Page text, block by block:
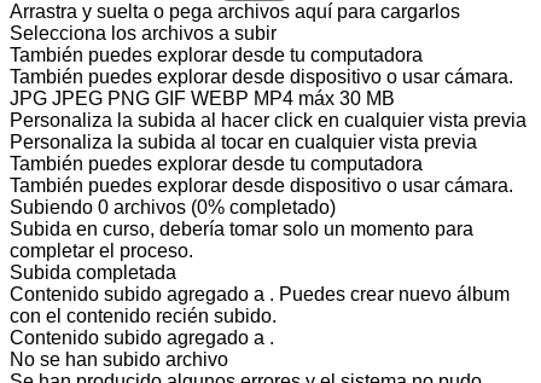
Arrastra y suelta o pega archivos aquí para cargarlos
Selecciona los archivos a subir
También puedes explorar desde tu computadora
También puedes explorar desde dispositivo o usar cámara.
JPG JPEG PNG GIF WEBP MP4 máx 30 MB
Personaliza la subida al hacer click en cualquier vista previa
Personaliza la subida al tocar en cualquier vista previa
También puedes explorar desde tu computadora
También puedes explorar desde dispositivo o usar cámara.
Subiendo 0 archivos (0% completado)
Subida en curso, debería tomar solo un momento para
completar el proceso.
Subida completada
Contenido subido agregado a . Puedes crear nuevo álbum
con el contenido recién subido.
Contenido subido agregado a .
No se han subido archivo